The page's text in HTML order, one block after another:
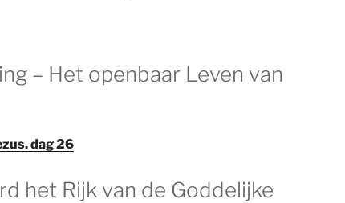
– Het openbaar Leven van
dag 26
het Rijk van de Goddelijke